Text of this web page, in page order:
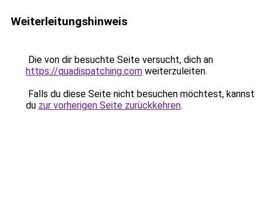
Weiterleitungshinweis
Die von dir besuchte Seite versucht, dich an
https://quadispatching.com weiterzuleiten.
Falls du diese Seite nicht besuchen möchtest, kannst
du zur vorherigen Seite zurückkehren.